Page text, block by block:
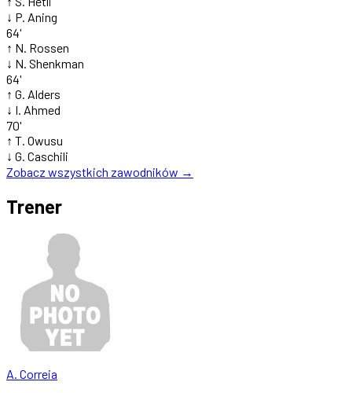
↓ P. Aning
64'
↑ N. Rossen
↓ N. Shenkman
64'
↑ G. Alders
↓ I. Ahmed
70'
↑ T. Owusu
↓ G. Caschili
Zobacz wszystkich zawodników →
Trener
A. Correia